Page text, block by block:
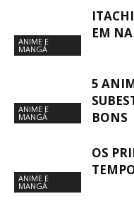
ANIME E
MANGÁ
EM
ANIME E
MANGÁ
5
BONS
ANIME E
MANGÁ
OS